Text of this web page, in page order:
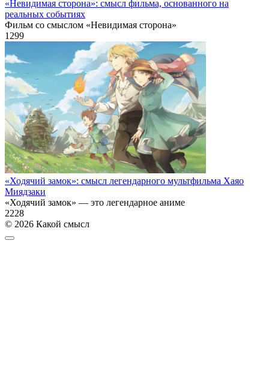
«Невидимая сторона»: смысл фильма, основанного на
реальных событиях
Фильм со смыслом «Невидимая сторона»
1299
«Ходячий замок»: смысл легендарного мультфильма Хаяо
Миядзаки
«Ходячий замок» — это легендарное аниме
2228
© 2026 Какой смысл